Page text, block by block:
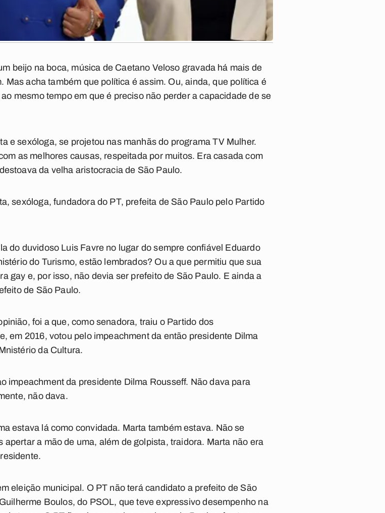
beijo na boca, música de Caetano Veloso gravada há mais de
Mas acha também que política é assim. Ou, ainda, que política é
mesmo tempo em que é preciso não perder a capacidade de se
e sexóloga, se projetou nas manhãs do programaTV Mulher.
as melhores causas, respeitada por muitos. Era casada com
da velha aristocracia de São Paulo.
sexóloga, fundadora do PT, prefeita de São Paulo pelo Partido
do duvidoso Luis Favre no lugar do sempre confiável Eduardo
do Turismo, estão lembrados? Ou a que permitiu que sua
gay e, por isso, não devia ser prefeito de São Paulo. E ainda a
de São Paulo.
foi a que, como senadora, traiu o Partido dos
em 2016, votou pelo impeachment da então presidente Dilma
da Cultura.
impeachment da presidente Dilma Rousseff. Não dava para
não dava.
estava lá como convidada. Marta também estava. Não se
a mão de uma, além de golpista, traidora. Marta não era
eleição municipal. O PT não terá candidato a prefeito de São
Boulos, do PSOL, que teve expressivo desempenho na